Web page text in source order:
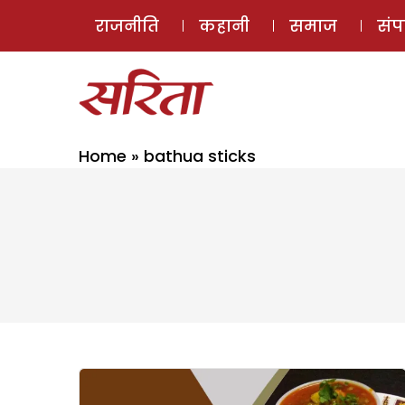
राजनीति कहानी समाज
Home » bathua sticks